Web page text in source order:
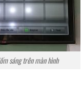
sáng trên màn hình